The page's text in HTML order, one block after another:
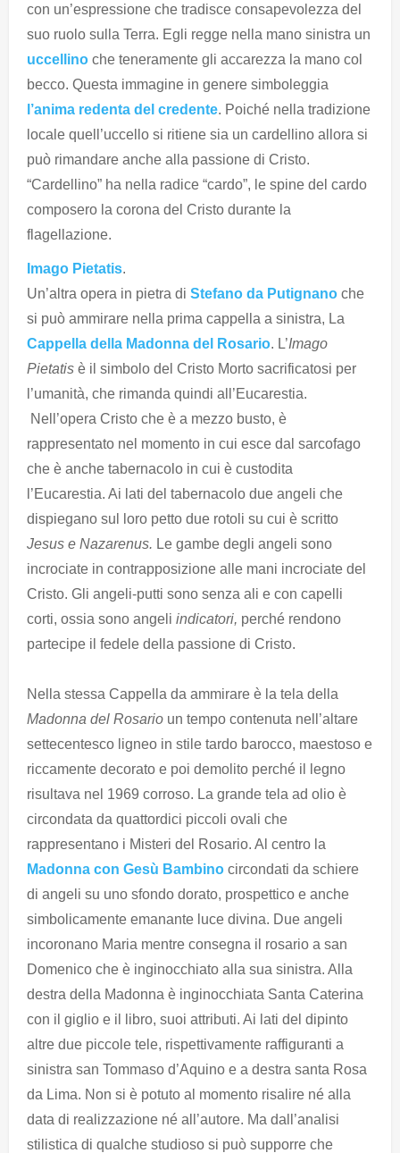
con un’espressione che tradisce consapevolezza del
suo ruolo sulla Terra. Egli regge nella mano sinistra un
uccellino che teneramente gli accarezza la mano col
becco. Questa immagine in genere simboleggia
l’anima redenta del credente. Poiché nella tradizione
locale quell’uccello si ritiene sia un cardellino allora si
può rimandare anche alla passione di Cristo.
“Cardellino” ha nella radice “cardo”, le spine del cardo
composero la corona del Cristo durante la
flagellazione.
Imago Pietatis.
Un’altra opera in pietra di Stefano da Putignano che
si può ammirare nella prima cappella a sinistra, La
Cappella della Madonna del Rosario. L’Imago
Pietatis è il simbolo del Cristo Morto sacrificatosi per
l’umanità, che rimanda quindi all’Eucarestia.
Nell’opera Cristo che è a mezzo busto, è
rappresentato nel momento in cui esce dal sarcofago
che è anche tabernacolo in cui è custodita
l’Eucarestia. Ai lati del tabernacolo due angeli che
dispiegano sul loro petto due rotoli su cui è scritto
Jesus e Nazarenus. Le gambe degli angeli sono
incrociate in contrapposizione alle mani incrociate del
Cristo. Gli angeli-putti sono senza ali e con capelli
corti, ossia sono angeli indicatori, perché rendono
partecipe il fedele della passione di Cristo.
Nella stessa Cappella da ammirare è la tela della
Madonna del Rosario un tempo contenuta nell’altare
settecentesco ligneo in stile tardo barocco, maestoso e
riccamente decorato e poi demolito perché il legno
risultava nel 1969 corroso. La grande tela ad olio è
circondata da quattordici piccoli ovali che
rappresentano i Misteri del Rosario. Al centro la
Madonna con Gesù Bambino circondati da schiere
di angeli su uno sfondo dorato, prospettico e anche
simbolicamente emanante luce divina. Due angeli
incoronano Maria mentre consegna il rosario a san
Domenico che è inginocchiato alla sua sinistra. Alla
destra della Madonna è inginocchiata Santa Caterina
con il giglio e il libro, suoi attributi. Ai lati del dipinto
altre due piccole tele, rispettivamente raffiguranti a
sinistra san Tommaso d’Aquino e a destra santa Rosa
da Lima. Non si è potuto al momento risalire né alla
data di realizzazione né all’autore. Ma dall’analisi
stilistica di qualche studioso si può supporre che